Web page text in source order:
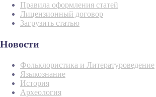
Правила оформления статей
Лицензионный договор
Загрузить статью
Новости
Фольклористика и Литературоведение
Языкознание
История
Археология